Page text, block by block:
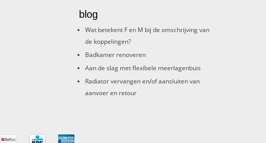
blog
Wat betekent F en M bij de omschrijving van
de koppelingen?
Badkamer renoveren
Aan de slag met flexibele meerlagenbuis
Radiator vervangen en/of aansluiten van
aanvoer en retour